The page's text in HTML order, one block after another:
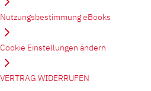
Nutzungsbestimmung eBooks
Cookie Einstellungen ändern
VERTRAG WIDERRUFEN